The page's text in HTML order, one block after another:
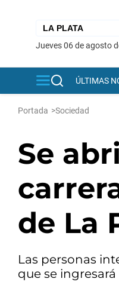
jueves 06 de agosto
ÚLTIMAS
Portada >Sociedad
Se
de La
Las personas
que se